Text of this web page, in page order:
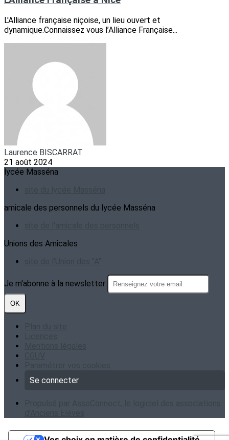
L'Alliance française niçoise, un lieu ouvert et
dynamique.Connaissez vous l’Alliance Française...
Laurence BISCARRAT
21 août 2024
lycée Masséna
amicale des personnels du lycée Masséna
Unions des Amicales
Je m'abonne à la newsletter
OK
Se connecter